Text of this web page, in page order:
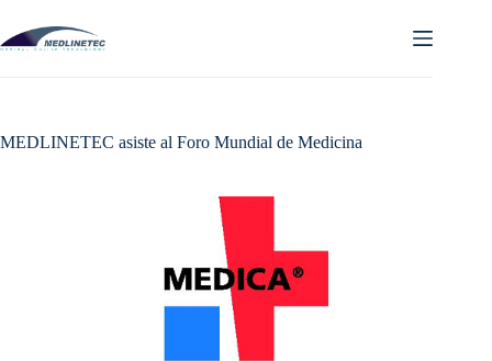
content
MEDLINETEC asiste al Foro Mundial de Medicina